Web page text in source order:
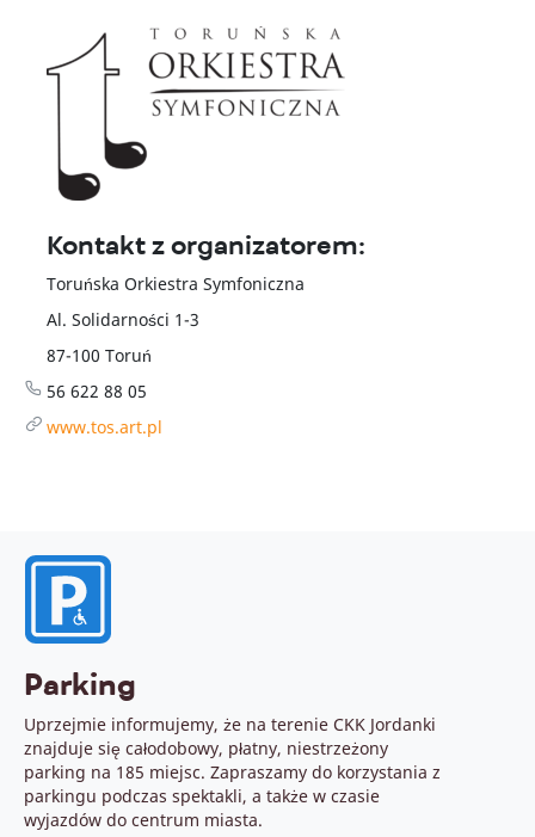
Informacje
Polityka przetwarzania danych
REGULAMIN WYDARZEŃ
EN
Kontakt z organizatorem:
Toruńska Orkiestra Symfoniczna
Al. Solidarności 1-3
87-100 Toruń
56 622 88 05
www.tos.art.pl
Parking
Uprzejmie informujemy, że na terenie CKK Jordanki
znajduje się całodobowy, płatny, niestrzeżony
parking na 185 miejsc. Zapraszamy do korzystania z
parkingu podczas spektakli, a także w czasie
wyjazdów do centrum miasta.